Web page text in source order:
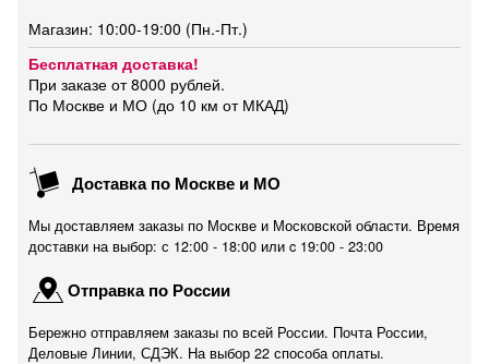
Магазин: 10:00-19:00 (Пн.-Пт.)
Бесплатная доставка!
При заказе от 8000 рублей.
По Москве и МО (до 10 км от МКАД)
Доставка по Москве и МО
Мы доставляем заказы по Москве и Московской области. Время
доставки на выбор: с 12:00 - 18:00 или c 19:00 - 23:00
Отправка по России
Бережно отправляем заказы по всей России. Почта России,
Деловые Линии, СДЭК. На выбор 22 способа оплаты.